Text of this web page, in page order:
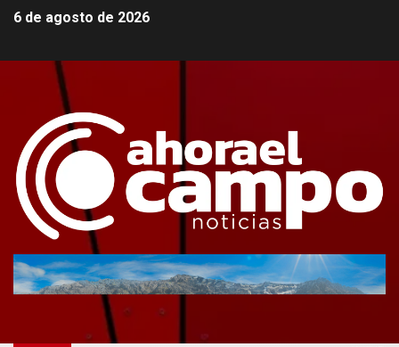
6 de agosto de 2026